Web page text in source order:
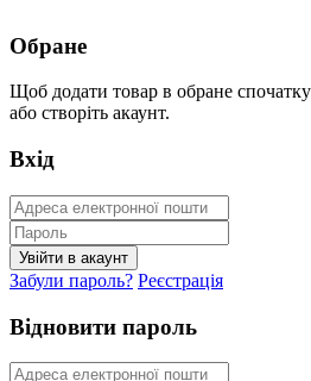
Обране
Щоб додати товар в обране спочатку
або створіть акаунт.
Вхід
Забули пароль? Реєстрація
Відновити пароль